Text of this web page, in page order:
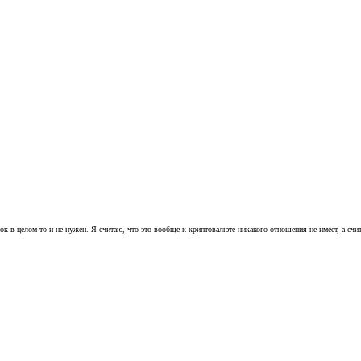
целом то и не нужен. Я считаю, что это вообще к криптовалюте никакого отношения не имеет, а